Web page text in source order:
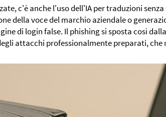
c'è anche l'uso dell'IA per traduzioni
della voce del marchio aziendale o
di login false. Il phishing si sposta così
attacchi professionalmente preparati, che